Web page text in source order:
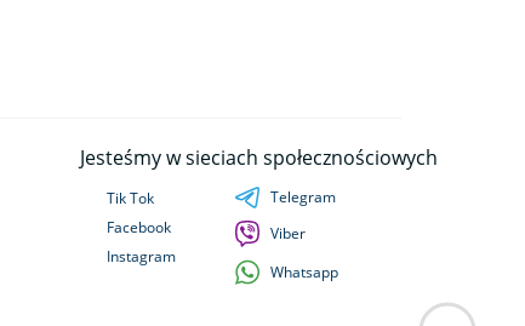
Jesteśmy w sieciach społecznościowych
Tik Tok
Facebook
Instagram
Telegram
Viber
Whatsapp